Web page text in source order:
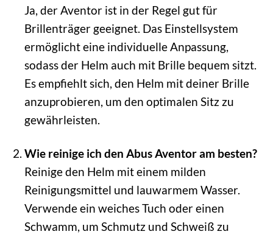
Ja, der Aventor ist in der Regel gut für
Brillenträger geeignet. Das Einstellsystem
ermöglicht eine individuelle Anpassung,
sodass der Helm auch mit Brille bequem sitzt.
Es empfiehlt sich, den Helm mit deiner Brille
anzuprobieren, um den optimalen Sitz zu
gewährleisten.
Wie reinige ich den Abus Aventor am besten?
Reinige den Helm mit einem milden
Reinigungsmittel und lauwarmem Wasser.
Verwende ein weiches Tuch oder einen
Schwamm, um Schmutz und Schweiß zu